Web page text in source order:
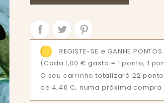
REGISTE-SE e GANHE
(Cada 1,00 € gasto = 1 ponto, 1
O seu carrinho totalizará 22
de 4,40 €, numa próxima compra